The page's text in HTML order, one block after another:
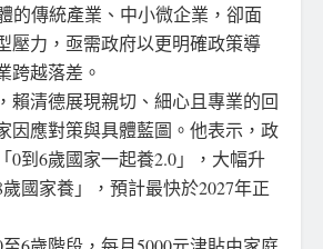
的傳統產業、中小微企業，卻面
壓力，亟需政府以更明確政策導
跨越落差。
賴清德展現親切、細心且專業的回
因應對策與具體藍圖。他表示，政
0到6歲國家一起養2.0」，大幅升
國家養」，預計最快於2027年正